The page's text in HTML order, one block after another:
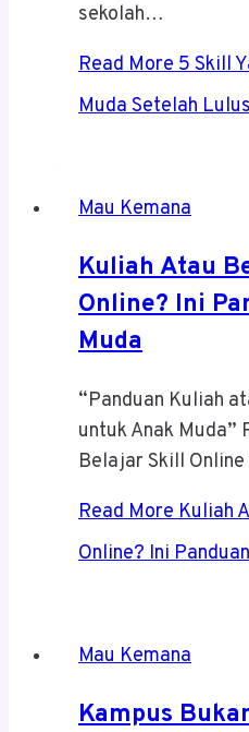
sekolah…
Read More5 Skill
Muda Setelah
Mau Kemana
Kuliah Atau
Online? Ini
Muda
“Panduan Kuliah
untuk Anak Muda”
Belajar Skill
Read MoreKuliah
Online? Ini
Mau Kemana
Kampus